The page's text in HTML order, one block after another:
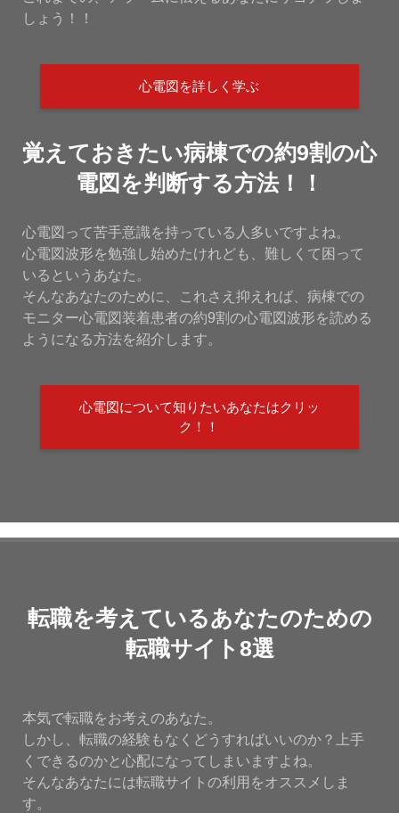
しょう！！
心電図を詳しく学ぶ
覚えておきたい病棟での約9割の心
電図を判断する方法！！
心電図って苦手意識を持っている人多いですよね。
心電図波形を勉強し始めたけれども、難しくて困って
いるというあなた。
そんなあなたのために、これさえ抑えれば、病棟での
モニター心電図装着患者の約9割の心電図波形を読める
ようになる方法を紹介します。
心電図について知りたいあなたはクリッ
ク！！
転職を考えているあなたのための
転職サイト8選
本気で転職をお考えのあなた。
しかし、転職の経験もなくどうすればいいのか？上手
くできるのかと心配になってしまいますよね。
そんなあなたには転職サイトの利用をオススメしま
す。